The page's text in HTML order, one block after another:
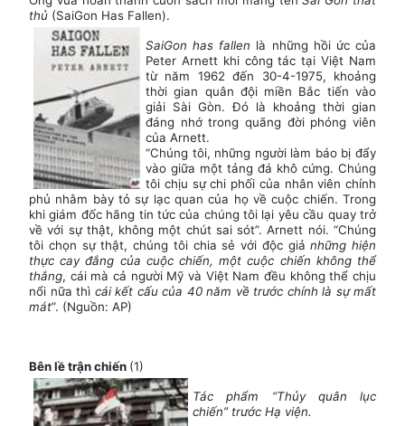
thủ (SaiGon Has Fallen).
SaiGon has fallen là những hồi ức của
Peter Arnett khi công tác tại Việt Nam
từ năm 1962 đến 30-4-1975, khoảng
thời gian quân đội miền Bắc tiến vào
giải Sài Gòn. Đó là khoảng thời gian
đáng nhớ trong quãng đời phóng viên
của Arnett.
“Chúng tôi, những người làm báo bị đẩy
vào giữa một tảng đá khô cứng. Chúng
tôi chịu sự chi phối của nhân viên chính
phủ nhằm bày tỏ sự lạc quan của họ về cuộc chiến. Trong
khi giám đốc hãng tin tức của chúng tôi lại yêu cầu quay trở
về với sự thật, không một chút sai sót”. Arnett nói. “Chúng
tôi chọn sự thật, chúng tôi chia sẻ với độc giảnhững hiện
thực cay đắng của cuộc chiến, một cuộc chiến không thể
thắng, cái mà cả người Mỹ và Việt Nam đều không thể chịu
nổi nữa thì cái kết cấu của 40 năm về trước chính là sự mất
mát”. (Nguồn: AP)
Bên lề trận chiến (1)
Tác phẩm “Thủy quân lục
chiến” trước Hạ viện.